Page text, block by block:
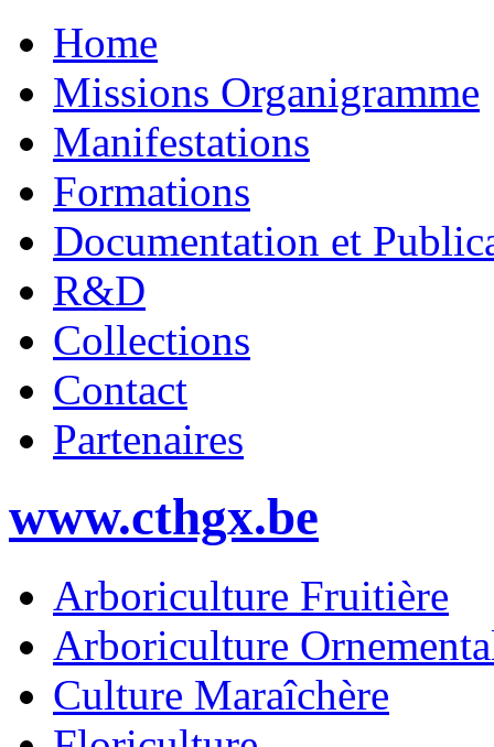
Home
Missions Organigramme
Manifestations
Formations
Documentation et
R&D
Collections
Contact
Partenaires
www.cthgx.be
Arboriculture Fruitière
Arboriculture
Culture Maraîchère